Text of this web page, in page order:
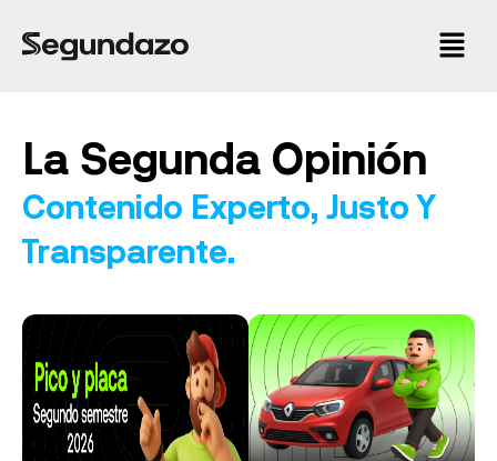
La Segunda Opinión
Contenido Experto, Justo Y
Transparente.